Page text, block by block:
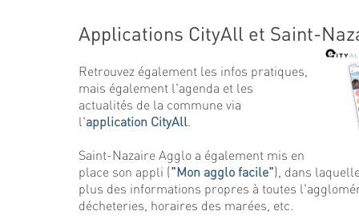
Applications CityAll et Saint-
Retrouvez également les infos pratiques,
mais également l'agenda et les
actualités de la commune via
l'application CityAll.
Saint-Nazaire Agglo a également mis en
place son appli ("Mon agglo facile"), dans
plus des informations propres à toutes
décheteries, horaires des marées, etc.